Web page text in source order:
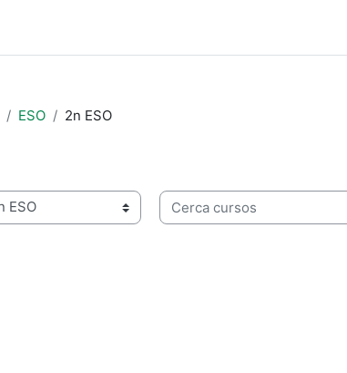
ESO 2n ESO
Cerca cursos